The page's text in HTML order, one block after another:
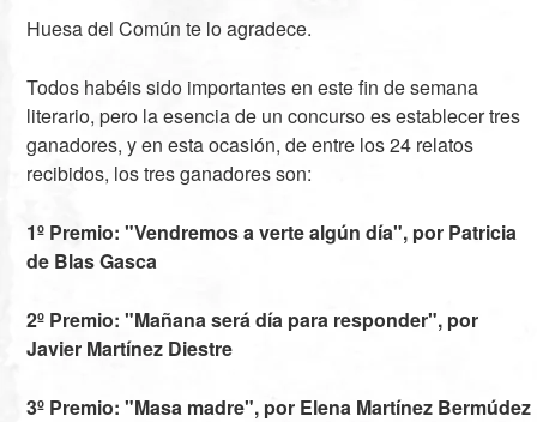
Huesa del Común te lo agradece.
Todos habéis sido importantes en este fin de semana
literario, pero la esencia de un concurso es establecer tres
ganadores, y en esta ocasión, de entre los 24 relatos
recibidos, los tres ganadores son:
1º Premio: "Vendremos a verte algún día", por Patricia
de Blas Gasca
2º Premio: "Mañana será día para responder", por
Javier Martínez Diestre
3º Premio: "Masa madre", por Elena Martínez Bermúdez